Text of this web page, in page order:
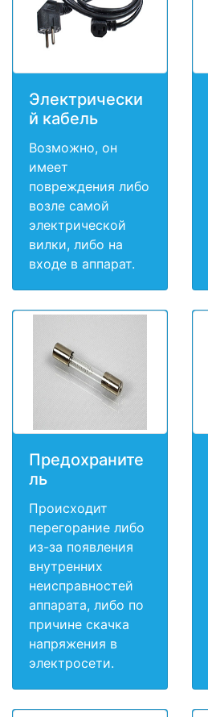
Электрически
й кабель
Возможно, он
имеет
повреждения либо
возле самой
электрической
вилки, либо на
входе в аппарат.
Предохраните
ль
Происходит
перегорание либо
из-за появления
внутренних
неисправностей
аппарата, либо по
причине скачка
напряжения в
электросети.